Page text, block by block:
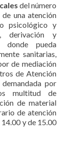
del número
una atención
psicológico y
derivación y
donde pueda
sanitarias,
de mediación
de Atención
por
multitud de
de material
de atención
y de 15.00